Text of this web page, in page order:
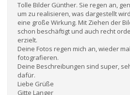
Tolle Bilder Günther. Sie regen an,
um zu realisieren, was dargestellt
eine große Wirkung. Mit Ziehen der
schon beschäftigt und auch recht
erzielt.
Deine Fotos regen mich an, wieder
fotografieren.
Deine Beschreibungen sind super,
dafür.
Liebe Grüße
Gitte Langer